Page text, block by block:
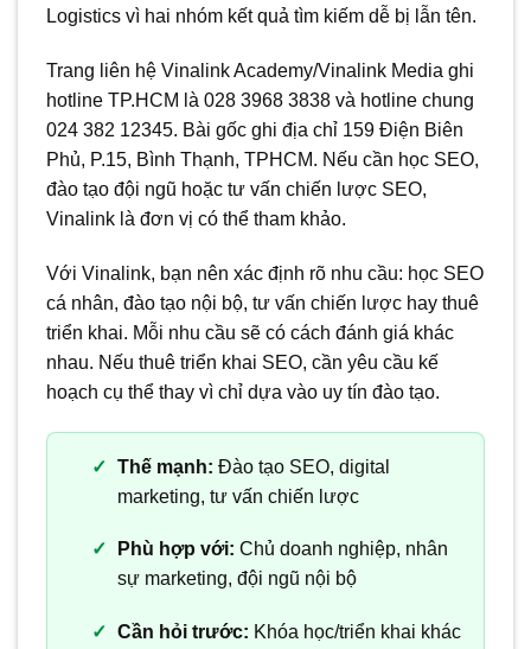
Logistics vì hai nhóm kết quả tìm kiếm dễ bị lẫn tên.
Trang liên hệ Vinalink Academy/Vinalink Media ghi
hotline TP.HCM là 028 3968 3838 và hotline chung
024 382 12345. Bài gốc ghi địa chỉ 159 Điện Biên
Phủ, P.15, Bình Thạnh, TPHCM. Nếu cần học SEO,
đào tạo đội ngũ hoặc tư vấn chiến lược SEO,
Vinalink là đơn vị có thể tham khảo.
Với Vinalink, bạn nên xác định rõ nhu cầu: học SEO
cá nhân, đào tạo nội bộ, tư vấn chiến lược hay thuê
triển khai. Mỗi nhu cầu sẽ có cách đánh giá khác
nhau. Nếu thuê triển khai SEO, cần yêu cầu kế
hoạch cụ thể thay vì chỉ dựa vào uy tín đào tạo.
Thế mạnh: Đào tạo SEO, digital
marketing, tư vấn chiến lược
Phù hợp với: Chủ doanh nghiệp, nhân
sự marketing, đội ngũ nội bộ
Cần hỏi trước: Khóa học/triển khai khác